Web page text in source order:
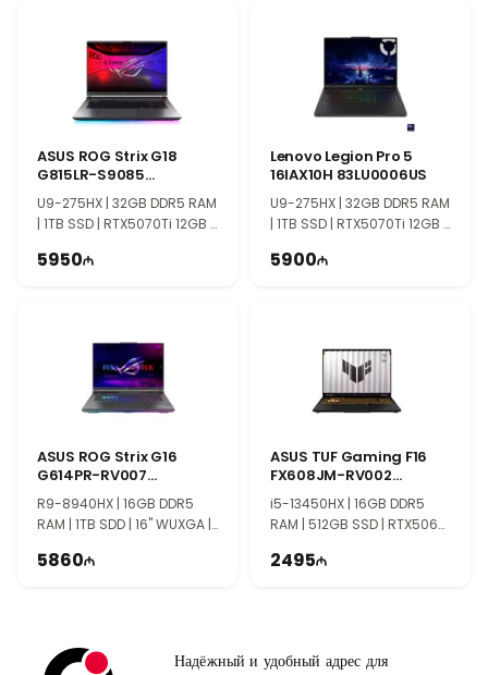
ASUS ROG Strix G18
G815LR-S9085
90NR0LT1-M00390
U9-275HX | 32GB DDR5 RAM
| 1TB SSD | RTX5070Ti 12GB |
5950
Lenovo Legion Pro 5
16IAX10H 83LU0006US
U9-275HX | 32GB DDR5 RAM
| 1TB SSD | RTX5070Ti 12GB |
5900
ASUS ROG Strix G16
G614PR-RV007
90NR0NJ7-M00080
R9-8940HX | 16GB DDR5
RAM | 1TB SDD | 16" WUXGA |
5860
ASUS TUF Gaming F16
FX608JM-RV002
90NR0MI1-M002V0
i5-13450HX | 16GB DDR5
RAM | 512GB SSD | RTX5060
2495
Надёжный и удобный адрес для